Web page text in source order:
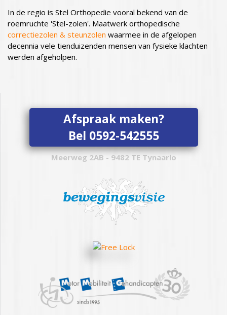
In de regio is Stel Orthopedie vooral bekend van de
roemruchte 'Stel-zolen'. Maatwerk orthopedische
correctiezolen & steunzolen waarmee in de afgelopen
decennia vele tienduizenden mensen van fysieke klachten
werden afgeholpen.
Afspraak maken?
Bel 0592-542555
Meerweg 2AB - 9482 TE Tynaarlo